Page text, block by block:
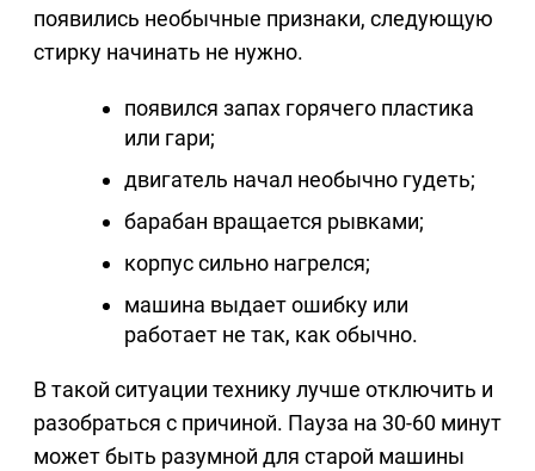
появились необычные признаки, следующую
стирку начинать не нужно.
появился запах горячего пластика
или гари;
двигатель начал необычно гудеть;
барабан вращается рывками;
корпус сильно нагрелся;
машина выдает ошибку или
работает не так, как обычно.
В такой ситуации технику лучше отключить и
разобраться с причиной. Пауза на 30-60 минут
может быть разумной для старой машины